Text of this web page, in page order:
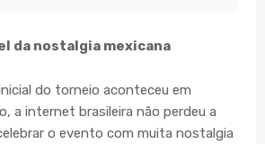
da nostalgia mexicana
do torneio aconteceu em
a internet brasileira não perdeu a
o evento com muita nostalgia